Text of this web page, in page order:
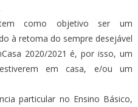
como objetivo ser um
à retoma do sempre desejável
2020/2021 é, por isso, um
em casa, e/ou um
particular no Ensino Básico,